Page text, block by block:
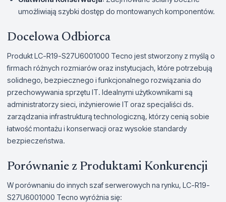
umożliwiają szybki dostęp do montowanych komponentów.
Docelowa Odbiorca
Produkt LC-R19-S27U6001000 Tecno jest stworzony z myślą o
firmach różnych rozmiarów oraz instytucjach, które potrzebują
solidnego, bezpiecznego i funkcjonalnego rozwiązania do
przechowywania sprzętu IT. Idealnymi użytkownikami są
administratorzy sieci, inżynierowie IT oraz specjaliści ds.
zarządzania infrastrukturą technologiczną, którzy cenią sobie
łatwość montażu i konserwacji oraz wysokie standardy
bezpieczeństwa.
Porównanie z Produktami Konkurencji
W porównaniu do innych szaf serwerowych na rynku, LC-R19-
S27U6001000 Tecno wyróżnia się: